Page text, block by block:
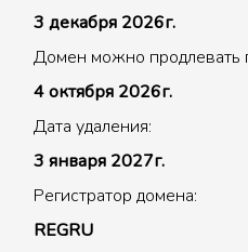
3 декабря 2026г.
Домен можно продлевать
4 октября 2026г.
Дата удаления:
3 января 2027г.
Регистратор домена:
REGRU